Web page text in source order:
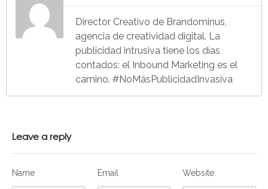
Director Creativo de Brandominus,
agencia de creatividad digital. La
publicidad intrusiva tiene los días
contados: el Inbound Marketing es el
camino. #NoMásPublicidadInvasiva
Leave a reply
Name Email Website